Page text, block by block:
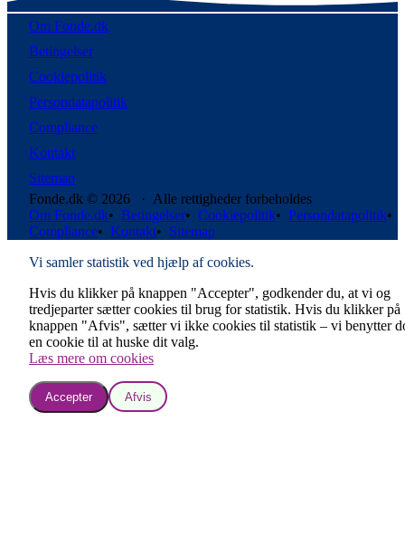
Om Fonde.dk
Betingelser
Cookiepolitik
Persondatapolitik
Compliance
Kontakt
Sitemap
Fonde.dk © 2026 · Alle rettigheder forbeholdes
Om Fonde.dk• Betingelser• Cookiepolitik• Persondatapolitik•
Compliance• Kontakt• Sitemap
Vi samler statistik ved hjælp af cookies.
Hvis du klikker på knappen "Accepter", godkender du, at vi og
tredjeparter sætter cookies til brug for statistik. Hvis du klikker på
knappen "Afvis", sætter vi ikke cookies til statistik – vi benytter
en cookie til at huske dit valg.
Læs mere om cookies
Accepter Afvis